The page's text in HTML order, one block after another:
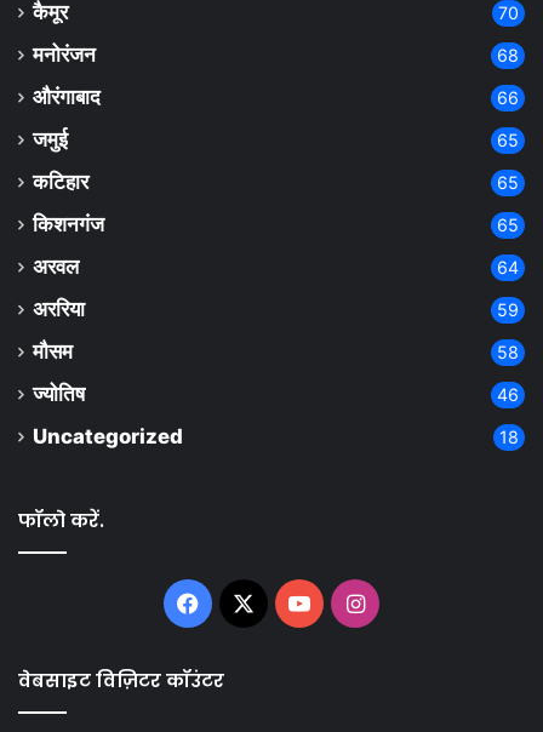
कैमूर 70
मनोरंजन 68
औरंगाबाद 66
जमुई 65
कटिहार 65
किशनगंज 65
अरवल 64
अररिया 59
मौसम 58
ज्योतिष 46
Uncategorized 18
फॉलो करें.
Facebook
X YouTubeInstagram
वेबसाइट विज़िटर कॉउंटर